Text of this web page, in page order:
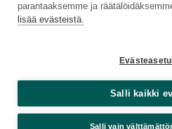
parantaaksemme ja
lisää evästeistä.
Salli kaikki
Salli vain